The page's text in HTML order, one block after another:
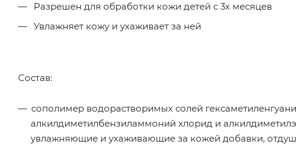
Разрешен для обработки кожи детей с 3х месяцев
Увлажняет кожу и ухаживает за ней
Состав:
сополимер водорастворимых солей
алкилдиметилбензиламмоний хлорид и
увлажняющие и ухаживающие за кожей добавки,